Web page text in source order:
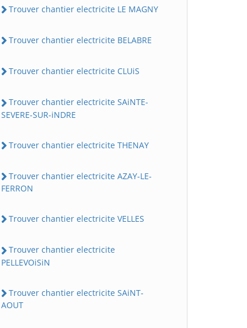
Trouver chantier electricite LE MAGNY
Trouver chantier electricite BELABRE
Trouver chantier electricite CLUiS
Trouver chantier electricite SAiNTE-
SEVERE-SUR-iNDRE
Trouver chantier electricite THENAY
Trouver chantier electricite AZAY-LE-
FERRON
Trouver chantier electricite VELLES
Trouver chantier electricite
PELLEVOiSiN
Trouver chantier electricite SAiNT-
AOUT